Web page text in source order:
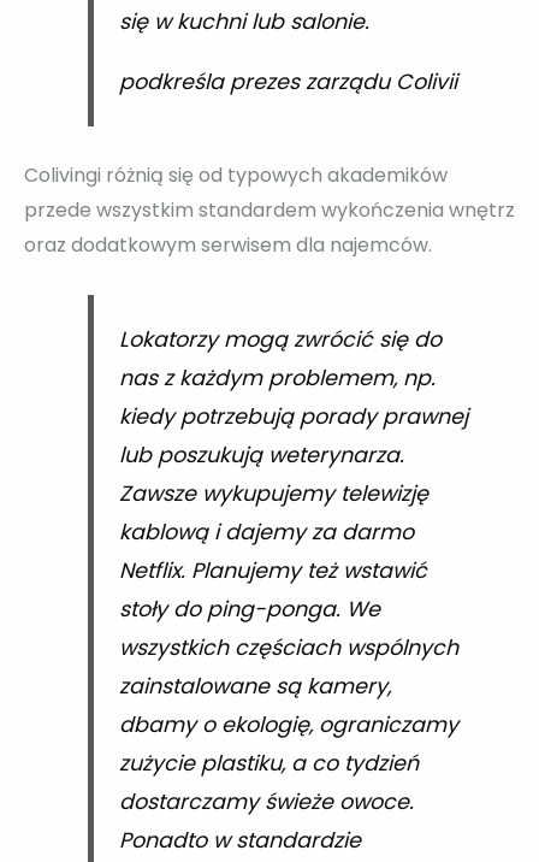
się w kuchni lub salonie.
podkreśla prezes zarządu Colivii
Colivingi różnią się od typowych akademików
przede wszystkim standardem wykończenia wnętrz
oraz dodatkowym serwisem dla najemców.
Lokatorzy mogą zwrócić się do
nas z każdym problemem, np.
kiedy potrzebują porady prawnej
lub poszukują weterynarza.
Zawsze wykupujemy telewizję
kablową i dajemy za darmo
Netflix. Planujemy też wstawić
stoły do ping-ponga. We
wszystkich częściach wspólnych
zainstalowane są kamery,
dbamy o ekologię, ograniczamy
zużycie plastiku, a co tydzień
dostarczamy świeże owoce.
Ponadto w standardzie